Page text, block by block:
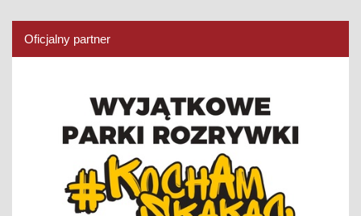
Oficjalny partner